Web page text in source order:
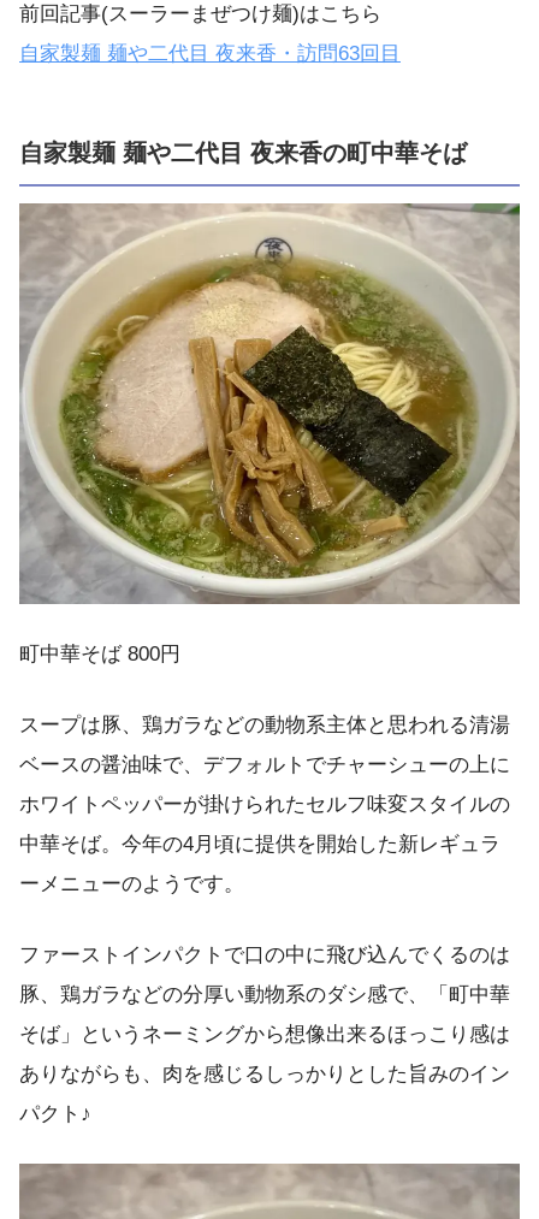
前回記事(スーラーまぜつけ麺)はこちら
自家製麺 麺や二代目 夜来香・訪問63回目
自家製麺 麺や二代目 夜来香の町中華そば
町中華そば 800円
スープは豚、鶏ガラなどの動物系主体と思われる清湯
ベースの醤油味で、デフォルトでチャーシューの上に
ホワイトペッパーが掛けられたセルフ味変スタイルの
中華そば。今年の4月頃に提供を開始した新レギュラ
ーメニューのようです。
ファーストインパクトで口の中に飛び込んでくるのは
豚、鶏ガラなどの分厚い動物系のダシ感で、「町中華
そば」というネーミングから想像出来るほっこり感は
ありながらも、肉を感じるしっかりとした旨みのイン
パクト♪